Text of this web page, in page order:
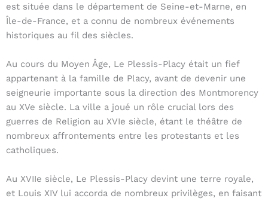
est située dans le département de Seine-et-Marne, en
Île-de-France, et a connu de nombreux événements
historiques au fil des siècles.
Au cours du Moyen Âge, Le Plessis-Placy était un fief
appartenant à la famille de Placy, avant de devenir une
seigneurie importante sous la direction des Montmorency
au XVe siècle. La ville a joué un rôle crucial lors des
guerres de Religion au XVIe siècle, étant le théâtre de
nombreux affrontements entre les protestants et les
catholiques.
Au XVIIe siècle, Le Plessis-Placy devint une terre royale,
et Louis XIV lui accorda de nombreux privilèges, en faisant